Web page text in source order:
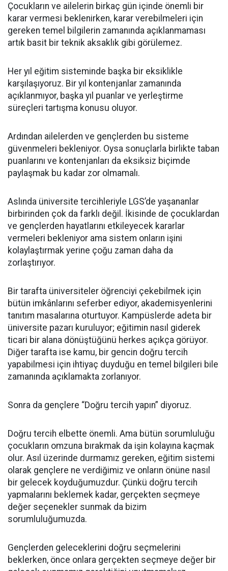
Çocukların ve ailelerin birkaç gün içinde önemli bir
karar vermesi beklenirken, karar verebilmeleri için
gereken temel bilgilerin zamanında açıklanmaması
artık basit bir teknik aksaklık gibi görülemez.
Her yıl eğitim sisteminde başka bir eksiklikle
karşılaşıyoruz. Bir yıl kontenjanlar zamanında
açıklanmıyor, başka yıl puanlar ve yerleştirme
süreçleri tartışma konusu oluyor.
Ardından ailelerden ve gençlerden bu sisteme
güvenmeleri bekleniyor. Oysa sonuçlarla birlikte taban
puanlarını ve kontenjanları da eksiksiz biçimde
paylaşmak bu kadar zor olmamalı.
Aslında üniversite tercihleriyle LGS’de yaşananlar
birbirinden çok da farklı değil. İkisinde de çocuklardan
ve gençlerden hayatlarını etkileyecek kararlar
vermeleri bekleniyor ama sistem onların işini
kolaylaştırmak yerine çoğu zaman daha da
zorlaştırıyor.
Bir tarafta üniversiteler öğrenciyi çekebilmek için
bütün imkânlarını seferber ediyor, akademisyenlerini
tanıtım masalarına oturtuyor. Kampüslerde adeta bir
üniversite pazarı kuruluyor; eğitimin nasıl giderek
ticari bir alana dönüştüğünü herkes açıkça görüyor.
Diğer tarafta ise kamu, bir gencin doğru tercih
yapabilmesi için ihtiyaç duyduğu en temel bilgileri bile
zamanında açıklamakta zorlanıyor.
Sonra da gençlere “Doğru tercih yapın” diyoruz.
Doğru tercih elbette önemli. Ama bütün sorumluluğu
çocukların omzuna bırakmak da işin kolayına kaçmak
olur. Asıl üzerinde durmamız gereken, eğitim sistemi
olarak gençlere ne verdiğimiz ve onların önüne nasıl
bir gelecek koyduğumuzdur. Çünkü doğru tercih
yapmalarını beklemek kadar, gerçekten seçmeye
değer seçenekler sunmak da bizim
sorumluluğumuzda.
Gençlerden geleceklerini doğru seçmelerini
beklerken, önce onlara gerçekten seçmeye değer bir